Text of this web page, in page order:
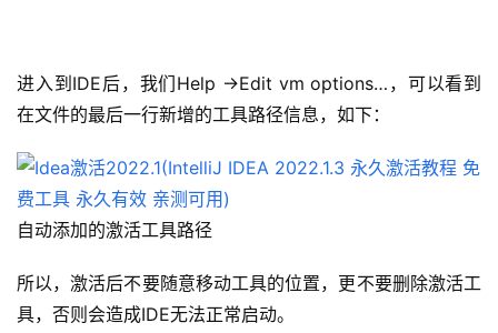
进入到IDE后，我们Help ->Edit vm options…，可以看到
在文件的最后一行新增的工具路径信息，如下：
自动添加的激活工具路径
所以，激活后不要随意移动工具的位置，更不要删除激活工
具，否则会造成IDE无法正常启动。